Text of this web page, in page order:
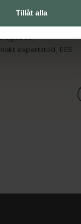
Tillåt alla
in gammal medicin
läkemedel
expertstöd, EES